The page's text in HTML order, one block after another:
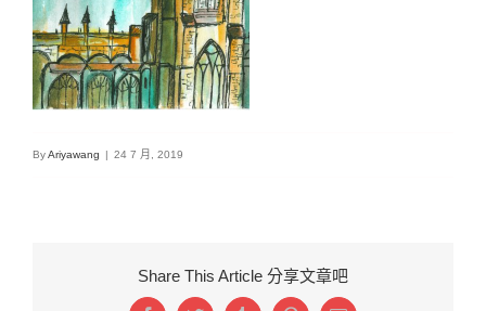
ByAriyawang | 24 7 月, 2019
Share This Article 分享文章吧